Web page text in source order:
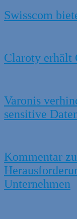
Swisscom
Claroty erhält
Varonis
sensitive
Kommentar
Unternehmen